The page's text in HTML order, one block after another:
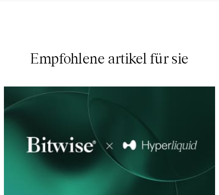
Empfohlene artikel für sie